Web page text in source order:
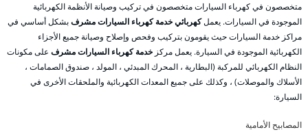
متخصصون في كهرباء السيارات متخصصون في تركيب وصيانة الأنظمة الكهربائية
الموجودة في السيارات. يعملكهربائي خدمة كهرباء السيارات مشرفبشكل أساسي في
مراكز خدمة السيارات حيث يقومون بتركيب وفحص وإصلاح وصيانة جميع الأجزاء
الكهربائية الموجودة في السيارة. يعمل مركز خدمة كهرباء السيارات مشرف على مكونات
النظام الكهربائي للمركبة (البطارية ، المحرك المبدئي ، المولد ، صندوق الصمامات ،
الأسلاك والموصلات) ، وكذلك على جميع المعدات الكهربائية والملحقات الأخرى في
السيارة:
المصابيح الأمامية